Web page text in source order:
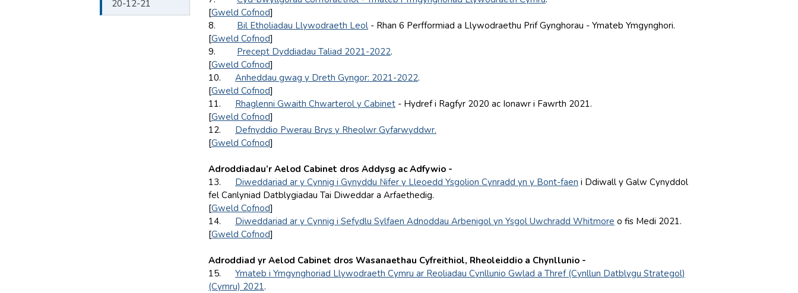
20-12-21
[Gweld Cofnod]
8. Bil Etholiadau Llywodraeth Leol - Rhan 6 Perfformiad a Llywodraethu Prif Gynghorau - Ymateb Ymgynghori.
[Gweld Cofnod]
9. Precept Dyddiadau Taliad 2021-2022.
[Gweld Cofnod]
10. Anheddau gwag y Dreth Gyngor: 2021-2022.
[Gweld Cofnod]
11. Rhaglenni Gwaith Chwarterol y Cabinet - Hydref i Ragfyr 2020 ac Ionawr i Fawrth 2021.
[Gweld Cofnod]
12. Defnyddio Pwerau Brys y Rheolwr Gyfarwyddwr.
[Gweld Cofnod]
Adroddiadau’r Aelod Cabinet dros Addysg ac Adfywio -
13. Diweddariad ar y Cynnig i Gynyddu Nifer y Lleoedd Ysgolion Cynradd yn y Bont-faen i Ddiwall y Galw Cynyddol
fel Canlyniad Datblygiadau Tai Diweddar a Arfaethedig.
[Gweld Cofnod]
14. Diweddariad ar y Cynnig i Sefydlu Sylfaen Adnoddau Arbenigol yn Ysgol Uwchradd Whitmore o fis Medi 2021.
[Gweld Cofnod]
Adroddiad yr Aelod Cabinet dros Wasanaethau Cyfreithiol, Rheoleiddio a Chynllunio -
15. Ymateb i Ymgynghoriad Llywodraeth Cymru ar Reoliadau Cynllunio Gwlad a Thref (Cynllun Datblygu Strategol)
(Cymru) 2021.